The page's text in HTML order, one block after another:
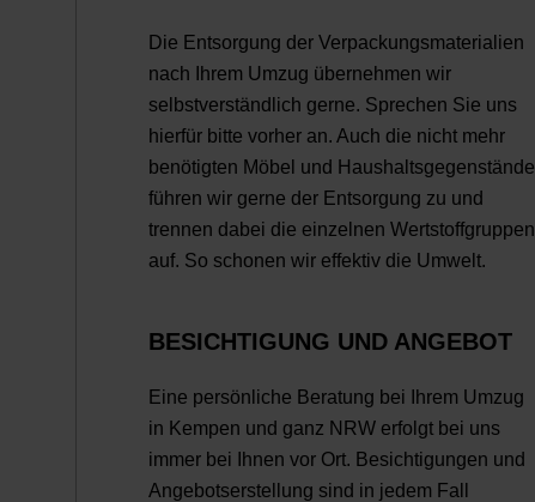
Die Entsorgung der Verpackungsmaterialien
nach Ihrem Umzug übernehmen wir
selbstverständlich gerne. Sprechen Sie uns
hierfür bitte vorher an. Auch die nicht mehr
benötigten Möbel und Haushaltsgegenstände
führen wir gerne der Entsorgung zu und
trennen dabei die einzelnen Wertstoffgruppen
auf. So schonen wir effektiv die Umwelt.
BESICHTIGUNG UND ANGEBOT
Eine persönliche Beratung bei Ihrem Umzug
in Kempen und ganz NRW erfolgt bei uns
immer bei Ihnen vor Ort. Besichtigungen und
Angebotserstellung sind in jedem Fall